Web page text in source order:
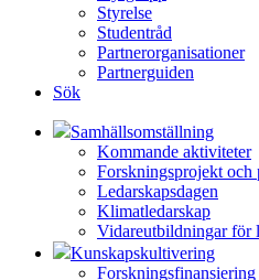
Styrelse
Studentråd
Partnerorganisationer
Partnerguiden
Sök
Samhällsomställning
Kommande aktiviteter
Forskningsprojekt och
Ledarskapsdagen
Klimatledarskap
Vidareutbildningar för
Kunskapskultivering
Forskningsfinansiering